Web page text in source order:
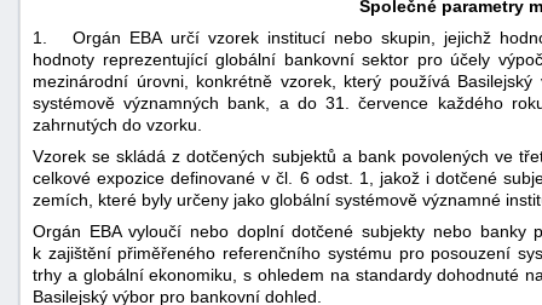
Společné parametry
1. Orgán EBA určí vzorek institucí nebo skupin, jejichž
hodnoty reprezentující globální bankovní sektor pro účely
mezinárodní úrovni, konkrétně vzorek, který používá
systémově významných bank, a do 31. července každého
zahrnutých do vzorku.
Vzorek se skládá z dotčených subjektů a bank povolených ve
celkové expozice definované v čl. 6 odst. 1, jakož i dotčené
zemích, které byly určeny jako globální systémově významné
Orgán EBA vyloučí nebo doplní dotčené subjekty nebo
k zajištění přiměřeného referenčního systému pro posouzení
trhy a globální ekonomiku, s ohledem na standardy dohodnuté
Basilejský výbor pro bankovní dohled.